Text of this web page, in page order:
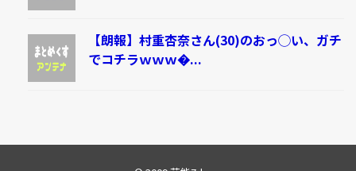
【朗報】村重杏奈さん(30)のおっ◯い、ガチ
でコチラｗｗｗ�...